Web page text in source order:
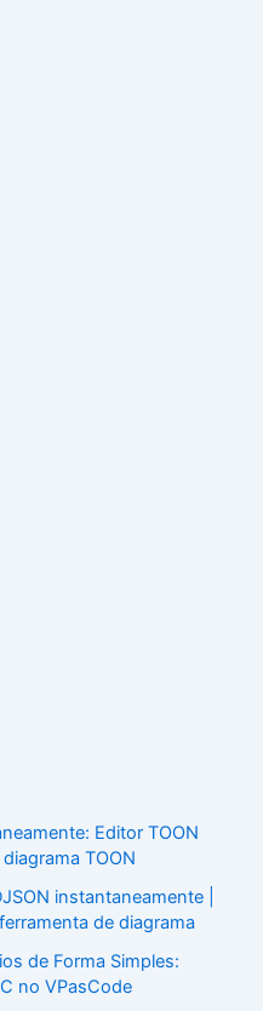
Editor TOON
TOON
instantaneamente |
de diagrama
de Forma Simples:
no VPasCode